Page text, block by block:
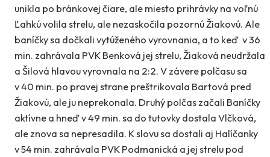
unikla po bránkovej čiare, ale miesto prihrávky na voľnú
Ľahkú volila strelu, ale nezaskočila pozornú Žiakovú. Ale
baníčky sa dočkali vytúženého vyrovnania, a to keď v 36
min. zahrávala PVK Benková jej strelu, Žiaková neudržala
a Šilová hlavou vyrovnala na 2:2. V závere polčasu sa
v 40 min. po pravej strane preštrikovala Bartová pred
Žiakovú, ale ju neprekonala. Druhý polčas začali Baníčky
aktívne a hneď v 49 min. sa do tutovky dostala Vlčková,
ale znova sa nepresadila. K slovu sa dostali aj Halíčanky
v 54 min. zahrávala PVK Podmanická a jej strelu pod